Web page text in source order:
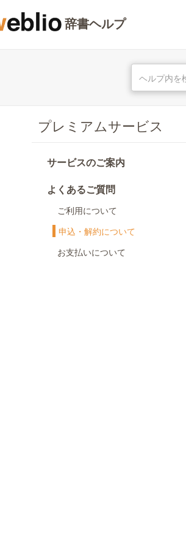
辞書ヘルプ
プレミアムサービス
サービスのご案内
よくあるご質問
ご利用について
申込・解約について
お支払いについて